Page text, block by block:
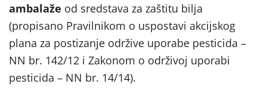
ambalaže od sredstava za zaštitu bilja
(propisano Pravilnikom o uspostavi akcijskog
plana za postizanje održive uporabe pesticida –
NN br. 142/12 i Zakonom o održivoj uporabi
pesticida – NN br. 14/14).